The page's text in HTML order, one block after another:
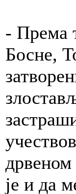
- Према
Босне,
је и да